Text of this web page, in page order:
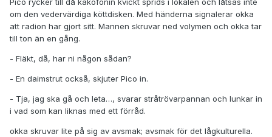
Pico rycker till då kakofonin kvickt sprids i lokalen och låtsas inte
om den vedervärdiga köttdisken. Med händerna signalerar okka
att radion har gjort sitt. Mannen skruvar ned volymen och okka tar
till ton än en gång.
- Fläkt, då, har ni någon sådan?
- En daimstrut också, skjuter Pico in.
- Tja, jag ska gå och leta…, svarar stråtrövarpannan och lunkar in
i vad som kan liknas med ett förråd.
okka skruvar lite på sig av avsmak; avsmak för det lågkulturella.